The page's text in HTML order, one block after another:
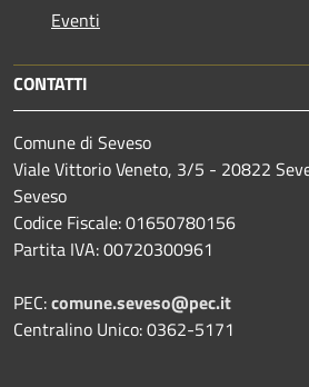
Eventi
CONTATTI
Comune di Seveso
Viale Vittorio Veneto, 3/5 - 20822
Seveso
Codice Fiscale: 01650780156
Partita IVA: 00720300961
PEC:comune.seveso@pec.it
Centralino Unico: 0362-5171